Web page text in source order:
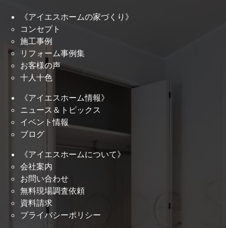
《アイエスホームの家づくり》
コンセプト
施工事例
リフォーム事例集
お客様の声
十人十色
《アイエスホーム情報》
ニュース＆トピックス
イベント情報
ブログ
《アイエスホームについて》
会社案内
お問い合わせ
無料現場調査依頼
資料請求
プライバシーポリシー